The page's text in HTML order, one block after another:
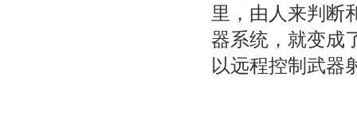
里，由人来判断
器系统，就变成
以远程控制武器